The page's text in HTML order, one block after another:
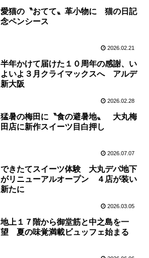
愛猫の〝おてて〟革小物に 猫の日記
念ペンシース
2026.02.21
半年かけて届けた１０周年の感謝、い
よいよ３月クライマックスへ アルデ
新大阪
2026.02.28
猛暑の梅田に〝食の避暑地〟 大丸梅
田店に新作スイーツ目白押し
2026.07.07
できたてスイーツ体験 大丸デパ地下
がリニューアルオープン ４店が装い
新たに
2026.03.05
地上１７階から御堂筋と中之島を一
望 夏の味覚満載ビュッフェ始まる